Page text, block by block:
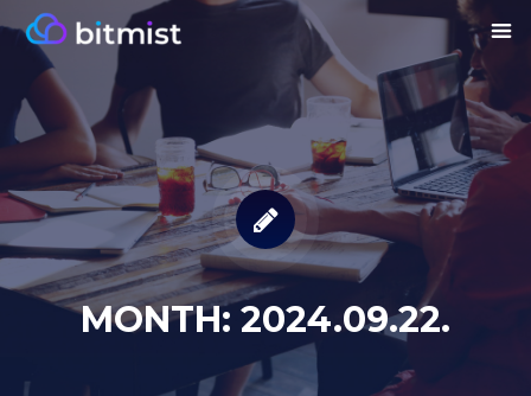
MONTH: 2024.09.22.